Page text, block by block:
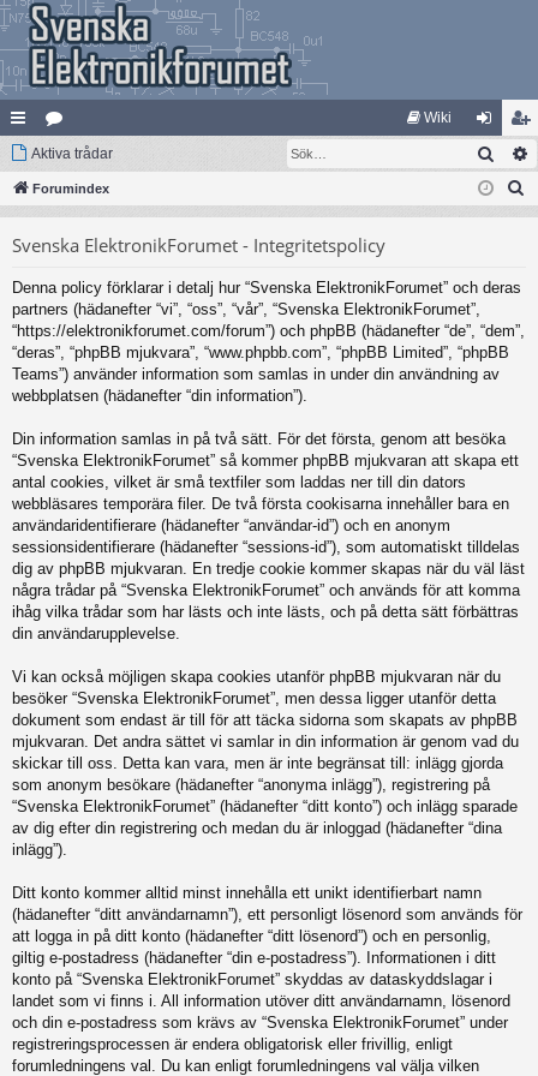
na
bb
ar
at
eg
Wiki
og
ga
li
m
m
Aktiva trådar Sök
Forumindex
Svenska ElektronikForumet - Integritetspolicy
Denna policy förklarar i detalj hur “Svenska ElektronikForumet” och deras
partners (hädanefter “vi”, “oss”, “vår”, “Svenska ElektronikForumet”,
“https://elektronikforumet.com/forum”) och phpBB (hädanefter “de”, “dem”,
“deras”, “phpBB mjukvara”, “www.phpbb.com”, “phpBB Limited”, “phpBB
Teams”) använder information som samlas in under din användning av
webbplatsen (hädanefter “din information”).
Din information samlas in på två sätt. För det första, genom att besöka
“Svenska ElektronikForumet” så kommer phpBB mjukvaran att skapa ett
antal cookies, vilket är små textfiler som laddas ner till din dators
webbläsares temporära filer. De två första cookisarna innehåller bara en
användaridentifierare (hädanefter “användar-id”) och en anonym
sessionsidentifierare (hädanefter “sessions-id”), som automatiskt tilldelas
dig av phpBB mjukvaran. En tredje cookie kommer skapas när du väl läst
några trådar på “Svenska ElektronikForumet” och används för att komma
ihåg vilka trådar som har lästs och inte lästs, och på detta sätt förbättras
din användarupplevelse.
Vi kan också möjligen skapa cookies utanför phpBB mjukvaran när du
besöker “Svenska ElektronikForumet”, men dessa ligger utanför detta
dokument som endast är till för att täcka sidorna som skapats av phpBB
mjukvaran. Det andra sättet vi samlar in din information är genom vad du
skickar till oss. Detta kan vara, men är inte begränsat till: inlägg gjorda
som anonym besökare (hädanefter “anonyma inlägg”), registrering på
“Svenska ElektronikForumet” (hädanefter “ditt konto”) och inlägg sparade
av dig efter din registrering och medan du är inloggad (hädanefter “dina
inlägg”).
Ditt konto kommer alltid minst innehålla ett unikt identifierbart namn
(hädanefter “ditt användarnamn”), ett personligt lösenord som används för
att logga in på ditt konto (hädanefter “ditt lösenord”) och en personlig,
giltig e-postadress (hädanefter “din e-postadress”). Informationen i ditt
konto på “Svenska ElektronikForumet” skyddas av dataskyddslagar i
landet som vi finns i. All information utöver ditt användarnamn, lösenord
och din e-postadress som krävs av “Svenska ElektronikForumet” under
registreringsprocessen är endera obligatorisk eller frivillig, enligt
forumledningens val. Du kan enligt forumledningens val välja vilken